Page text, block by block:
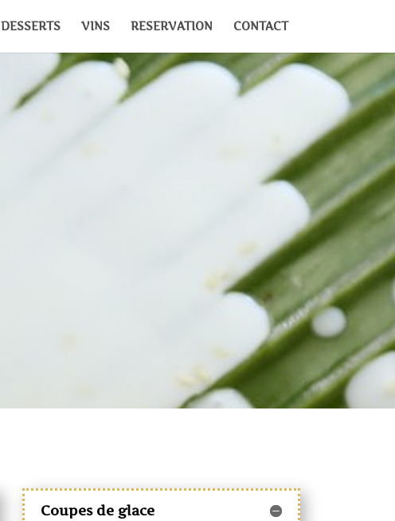
DESSERTS VINS RESERVATION CONTACT
Coupes de glace